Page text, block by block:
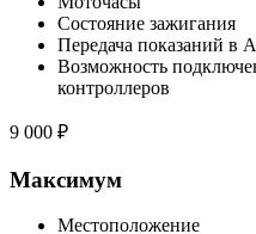
Состояние зажигания
Передача показаний
Возможность
контроллеров
9 000 ₽
Максимум
Местоположение